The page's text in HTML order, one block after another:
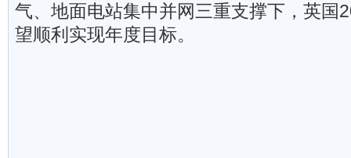
气、地面电站集中并网三重支撑下，英国
望顺利实现年度目标。